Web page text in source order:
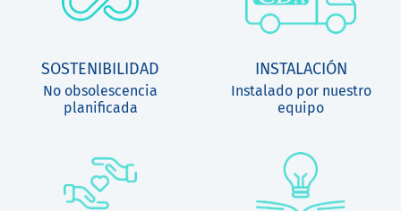
SOSTENIBILIDAD
No obsolescencia
planificada
INSTALACIÓN
Instalado por nuestro
equipo